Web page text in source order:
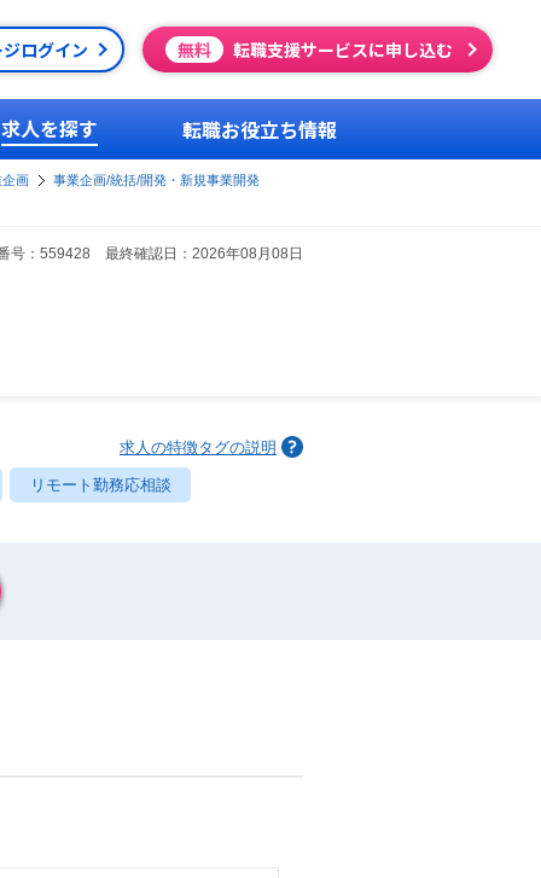
ログイン 無料 転職支援サービスに申し込む
求人を探す 転職お役立ち情報
企画 事業企画/統括/開発・新規事業開発
号：559428 最終確認日：2026年08月08日
求人の特徴タグの説明
リモート勤務応相談